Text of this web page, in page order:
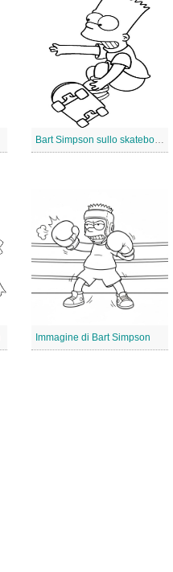
Bart Simpson sullo skateboard
Immagine di Bart Simpson